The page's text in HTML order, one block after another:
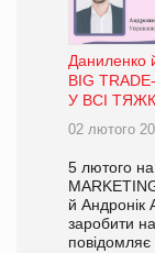
Даниленко
BIG
У ВСІ
02 лютого
5 лютого
й Андронік
заробити